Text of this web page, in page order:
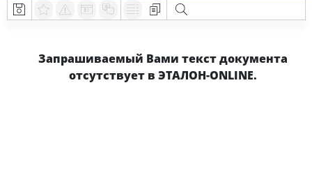
Запрашиваемый Вами текст документа
отсутствует в ЭТАЛОН-ONLINE.